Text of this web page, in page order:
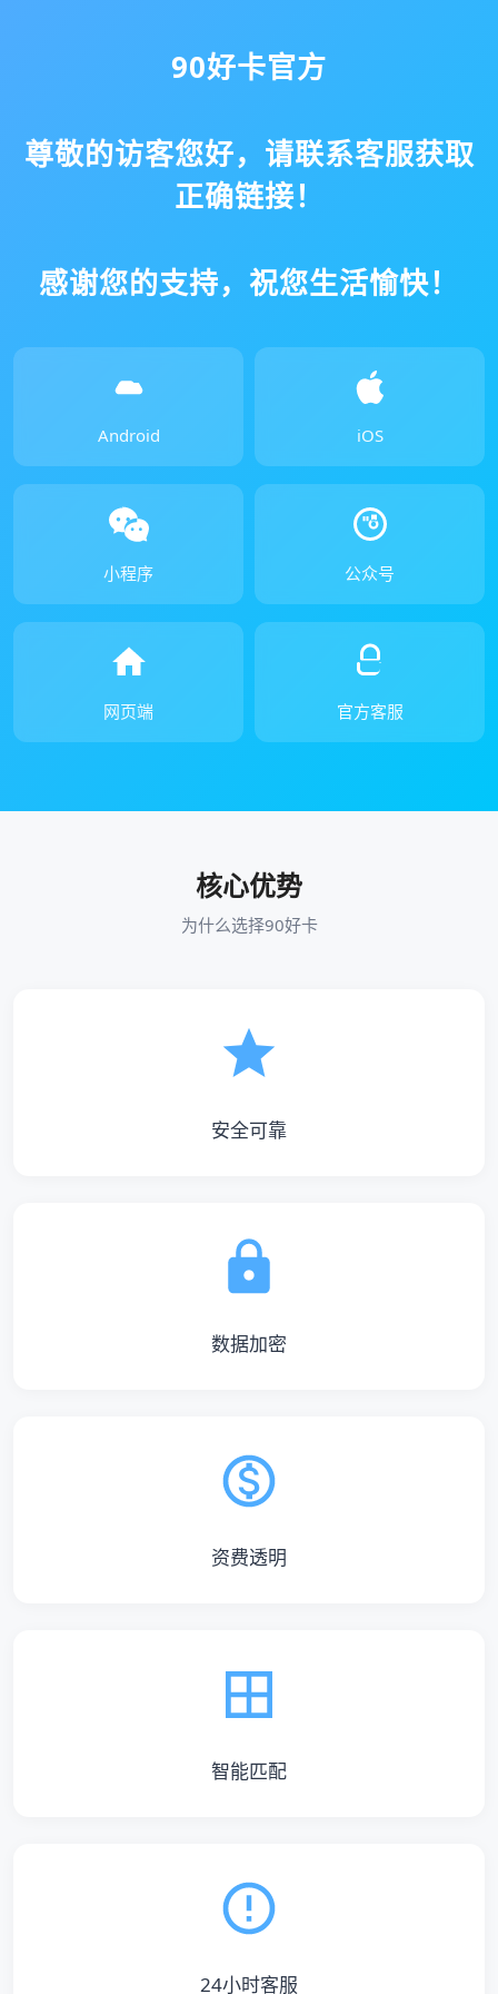
90好卡官方
尊敬的访客您好，请联系客服获取
正确链接！
感谢您的支持，祝您生活愉快！
Android iOS
小程序 公众号
网页端 官方客服
核心优势
为什么选择90好卡
安全可靠
数据加密
资费透明
智能匹配
24小时客服